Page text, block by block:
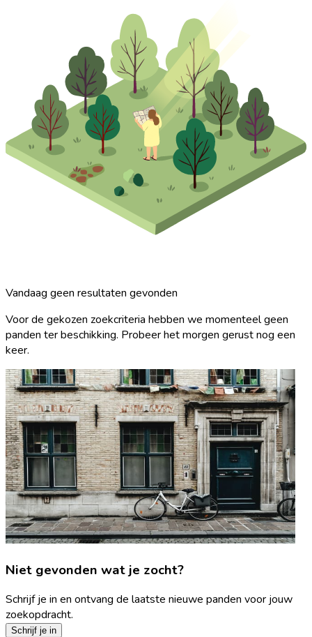
Vandaag geen resultaten gevonden
Voor de gekozen zoekcriteria hebben we momenteel geen
panden ter beschikking. Probeer het morgen gerust nog een
keer.
Niet gevonden wat je zocht?
Schrijf je in en ontvang de laatste nieuwe panden voor jouw
zoekopdracht.
Schrijf je in